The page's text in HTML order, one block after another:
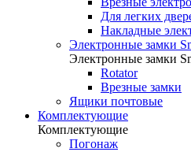
Для легких
Накладные
Электронные замки
Электронные замки
Rotator
Врезные замки
Ящики почтовые
Комплектующие
Комплектующие
Погонаж